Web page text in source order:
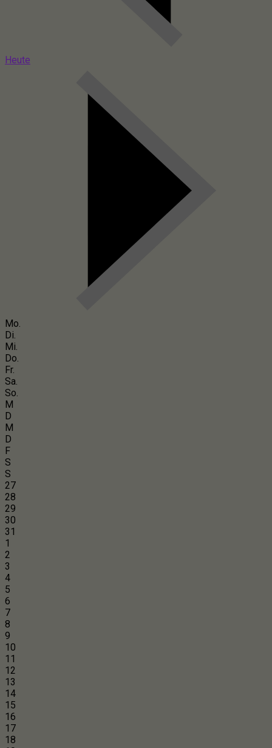
Heute
Mo.
Di.
Mi.
Do.
Fr.
Sa.
So.
M
D
M
D
F
S
S
27
28
29
30
31
1
2
3
4
5
6
7
8
9
10
11
12
13
14
15
16
17
18